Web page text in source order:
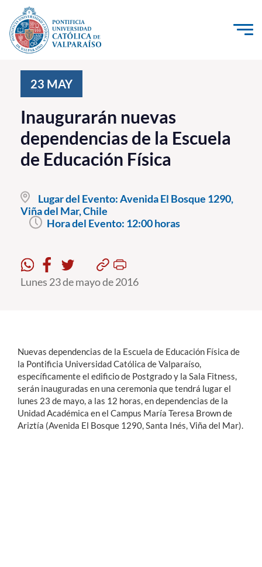
Click acá para ir directamente al contenido
Investigación, Creación e Innovación
PUCV Internacional
Vinculación con el Medio
Pregrado
Postgrado
Formación Continua
Alumni
English
23 MAY
Inaugurarán nuevas
dependencias de la Escuela
de Educación Física
Lugar del Evento:Avenida El Bosque 1290,
Viña del Mar, Chile
Hora del Evento: 12:00 horas
Lunes 23 de mayo de 2016
Nuevas dependencias de la Escuela de Educación Física de
la Pontificia Universidad Católica de Valparaíso,
específicamente el edificio de Postgrado y la Sala Fitness,
serán inauguradas en una ceremonia que tendrá lugar el
lunes 23 de mayo, a las 12 horas, en dependencias de la
Unidad Académica en el Campus María Teresa Brown de
Ariztía (Avenida El Bosque 1290, Santa Inés, Viña del Mar).